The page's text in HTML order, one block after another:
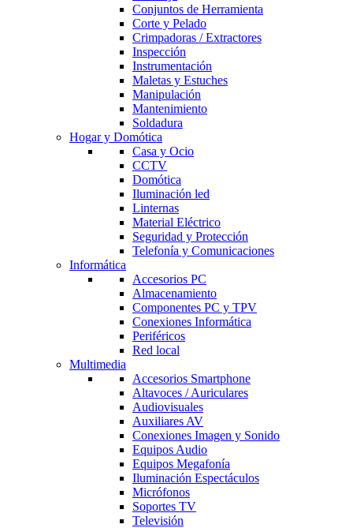
Conjuntos de Herramienta
Corte y Pelado
Crimpadoras / Extractores
Inspección
Instrumentación
Maletas y Estuches
Manipulación
Mantenimiento
Soldadura
Hogar y Domótica
Casa y Ocio
CCTV
Domótica
Iluminación led
Linternas
Material Eléctrico
Seguridad y Protección
Telefonía y Comunicaciones
Informática
Accesorios PC
Almacenamiento
Componentes PC y TPV
Conexiones Informática
Periféricos
Red local
Multimedia
Accesorios Smartphone
Altavoces / Auriculares
Audiovisuales
Auxiliares AV
Conexiones Imagen y Sonido
Equipos Audio
Equipos Megafonía
Iluminación Espectáculos
Micrófonos
Soportes TV
Televisión